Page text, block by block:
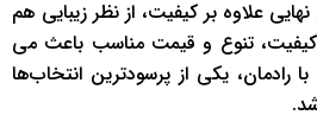
علاوه بر کیفیت، از نظر زیبایی هم
کیفیت، تنوع و قیمت مناسب باعث می
رادمان، یکی از پرسودترین انتخاب‌ها